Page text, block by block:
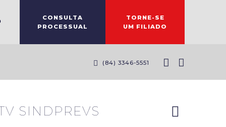
CONSULTA
PROCESSUAL
TORNE-SE
UM FILIADO
(84) 3346-5551
SINDPREVS
RN
novo PGD
do INSS